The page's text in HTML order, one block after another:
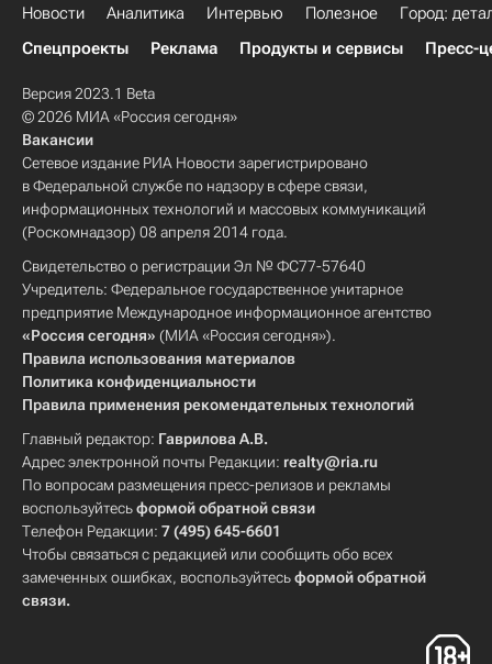
Новости Аналитика Интервью Полезное
Город:
Спецпроекты
Реклама Продукты и сервисы Пресс-
Версия 2023.1 Beta
© 2026 МИА «Россия сегодня»
Вакансии
Сетевое издание РИА Новости зарегистрировано
в Федеральной службе по надзору в сфере связи,
информационных технологий и массовых коммуникаций
(Роскомнадзор) 08 апреля 2014 года.
Свидетельство о регистрации Эл № ФС77-57640
Учредитель: Федеральное государственное унитарное
предприятие Международное информационное агентство
«Россия сегодня» (МИА «Россия сегодня»).
Правила использования материалов
Политика конфиденциальности
Правила применения рекомендательных технологий
Главный редактор: Гаврилова А.В.
Адрес электронной почты Редакции: realty@ria.ru
По вопросам размещения пресс-релизов и рекламы
воспользуйтесьформой обратной связи
Телефон Редакции: 7 (495) 645-6601
Чтобы связаться с редакцией или сообщить обо всех
замеченных ошибках, воспользуйтесьформой обратной
связи.